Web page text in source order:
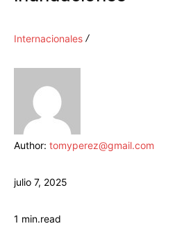
Internacionales
Author: tomyperez@gmail.com
julio 7, 2025
1 min.read